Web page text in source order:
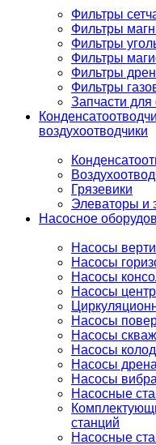
Фильтры
Фильтры
Фильтры
Фильтры
Фильтры
Фильтры
Запчасти для
воздухоотводчики
Грязевики
Элеваторы и
Насосное
Насосы
Насосы
Насосы
Насосы
Насосы
Насосы
Насосы
Насосы
Насосы
Насосные
станций
Насосные